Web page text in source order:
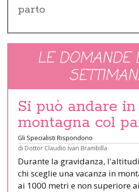
parto
LE DOMANDE
Si può andare in
montagna col
Gli Specialisti Rispondono
di Dottor Claudio Ivan Brambilla
Durante la gravidanza,
chi sceglie una vacanza in
ai 1000 metri e non superiore